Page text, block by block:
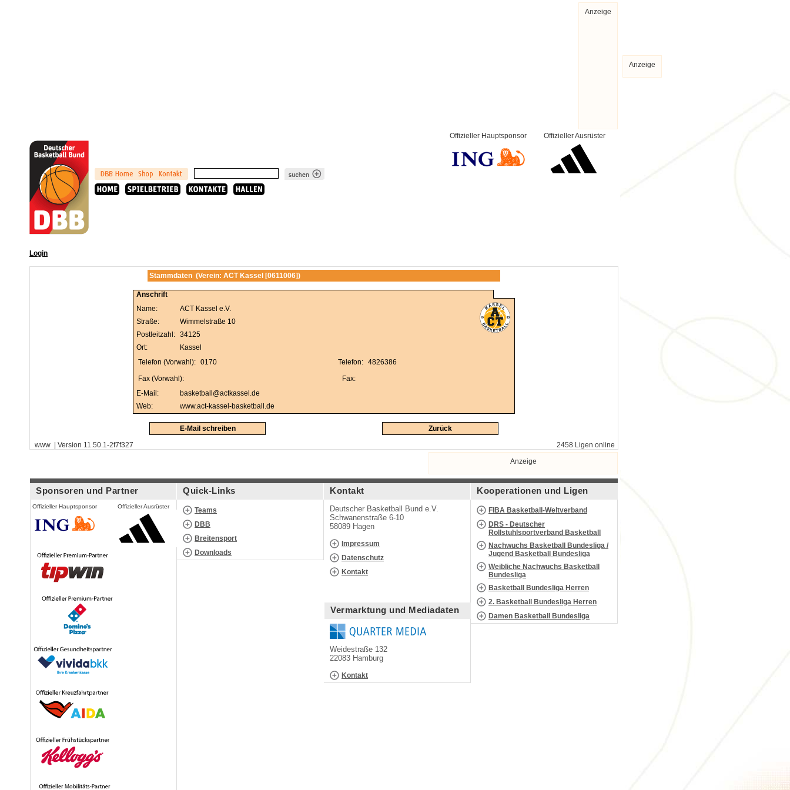
Anzeige
Offizieller Ausrüster
Offizieller Hauptsponsor
Login
Stammdaten (Verein: ACT Kassel [0611006])
Anschrift
Name:
ACT Kassel e.V.
Straße:
Wimmelstraße 10
Postleitzahl: 34125
Ort:
Kassel
Telefon (Vorwahl): 0170 Telefon: 4826386
Fax (Vorwahl):
Fax:
E-Mail:
basketball@actkassel.de
Web:
www.act-kassel-basketball.de
E-Mail schreiben
Zurück
www | Version 11.50.1-2f7f327
2458 Ligen online
Anzeige
Sponsoren und Partner
Offizieller Hauptsponsor Offizieller Ausrüster
Quick-Links
Teams
DBB
Breitensport
Downloads
Kontakt
Deutscher Basketball Bund e.V.
Schwanenstraße 6-10
58089 Hagen
Impressum
Datenschutz
Kontakt
Vermarktung und Mediadaten
Weidestraße 132
22083 Hamburg
Kontakt
Kooperationen und Ligen
FIBA Basketball-Weltverband
DRS - Deutscher
Rollstuhlsportverband Basketball
Nachwuchs Basketball Bundesliga /
Jugend Basketball Bundesliga
Weibliche Nachwuchs Basketball
Bundesliga
Basketball Bundesliga Herren
2. Basketball Bundesliga Herren
Damen Basketball Bundesliga
Anzeige